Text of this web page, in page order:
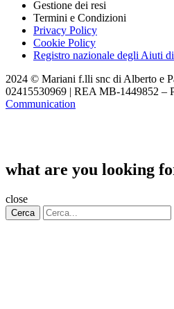
Gestione dei resi
Termini e Condizioni
Privacy Policy
Cookie Policy
Registro nazionale degli Aiuti
2024 © Mariani f.lli snc di Alberto e
02415530969 | REA MB-1449852 –
Communication
what are you looking
close
Cerca